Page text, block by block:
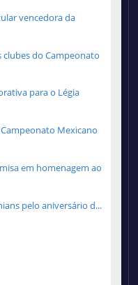
vencedora da
clubes do Campeonato
para o Légia
Mexicano
em homenagem ao
pelo aniversário d...